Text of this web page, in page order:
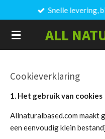
direct
naar
ALL
Snelle levering,
Cookieverklaring
1. Het gebruik van cookies
Allnaturalbased.com maakt
een eenvoudig klein